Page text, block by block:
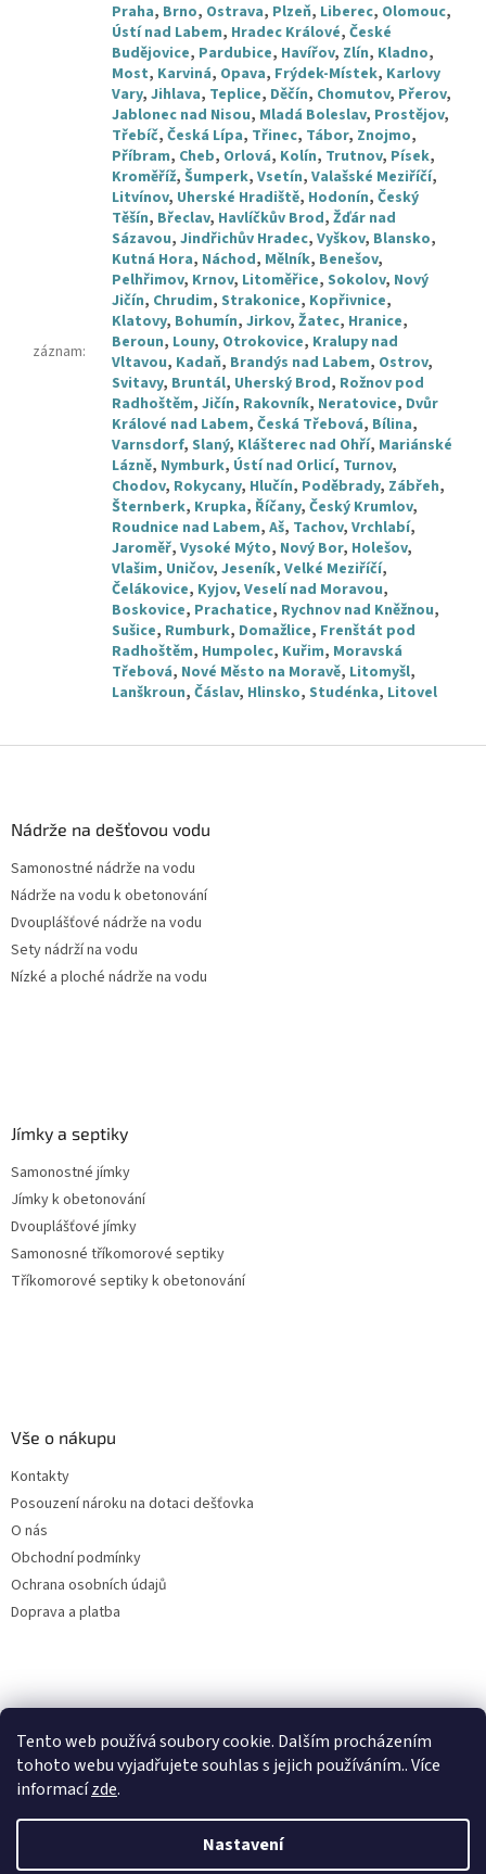
Tento web používá soubory cookie. Dalším procházením
tohoto webu vyjadřujete souhlas s jejich používáním.. Více
informacízde.
Nastavení
záznam:
Praha, Brno, Ostrava, Plzeň, Liberec, Olomouc,
Ústí nad Labem, Hradec Králové, České
Budějovice, Pardubice, Havířov, Zlín, Kladno,
Most, Karviná, Opava, Frýdek-Místek, Karlovy
Vary, Jihlava, Teplice, Děčín, Chomutov, Přerov,
Jablonec nad Nisou, Mladá Boleslav, Prostějov,
Třebíč, Česká Lípa, Třinec, Tábor, Znojmo,
Příbram, Cheb, Orlová, Kolín, Trutnov, Písek,
Kroměříž, Šumperk, Vsetín, Valašské Meziříčí,
Litvínov, Uherské Hradiště, Hodonín, Český
Těšín, Břeclav, Havlíčkův Brod, Žďár nad
Sázavou, Jindřichův Hradec, Vyškov, Blansko,
Kutná Hora, Náchod, Mělník, Benešov,
Pelhřimov, Krnov, Litoměřice, Sokolov, Nový
Jičín, Chrudim, Strakonice, Kopřivnice,
Klatovy, Bohumín, Jirkov, Žatec, Hranice,
Beroun, Louny, Otrokovice, Kralupy nad
Vltavou, Kadaň, Brandýs nad Labem, Ostrov,
Svitavy, Bruntál, Uherský Brod, Rožnov pod
Radhoštěm, Jičín, Rakovník, Neratovice, Dvůr
Králové nad Labem, Česká Třebová, Bílina,
Varnsdorf, Slaný, Klášterec nad Ohří, Mariánské
Lázně, Nymburk, Ústí nad Orlicí, Turnov,
Chodov, Rokycany, Hlučín, Poděbrady, Zábřeh,
Šternberk, Krupka, Říčany, Český Krumlov,
Roudnice nad Labem, Aš, Tachov, Vrchlabí,
Jaroměř, Vysoké Mýto, Nový Bor, Holešov,
Vlašim, Uničov, Jeseník, Velké Meziříčí,
Čelákovice, Kyjov, Veselí nad Moravou,
Boskovice, Prachatice, Rychnov nad Kněžnou,
Sušice, Rumburk, Domažlice, Frenštát pod
Radhoštěm, Humpolec, Kuřim, Moravská
Třebová, Nové Město na Moravě, Litomyšl,
Lanškroun, Čáslav, Hlinsko, Studénka, Litovel
Nádrže na dešťovou vodu
Samonostné nádrže na vodu
Nádrže na vodu k obetonování
Dvouplášťové nádrže na vodu
Sety nádrží na vodu
Nízké a ploché nádrže na vodu
Jímky a septiky
Samonostné jímky
Jímky k obetonování
Dvouplášťové jímky
Samonosné tříkomorové septiky
Tříkomorové septiky k obetonování
Vše o nákupu
Kontakty
Posouzení nároku na dotaci dešťovka
O nás
Obchodní podmínky
Ochrana osobních údajů
Doprava a platba
Filtry dešťové vody
Vytvořil Shoptet
Online
Začít konverzaci